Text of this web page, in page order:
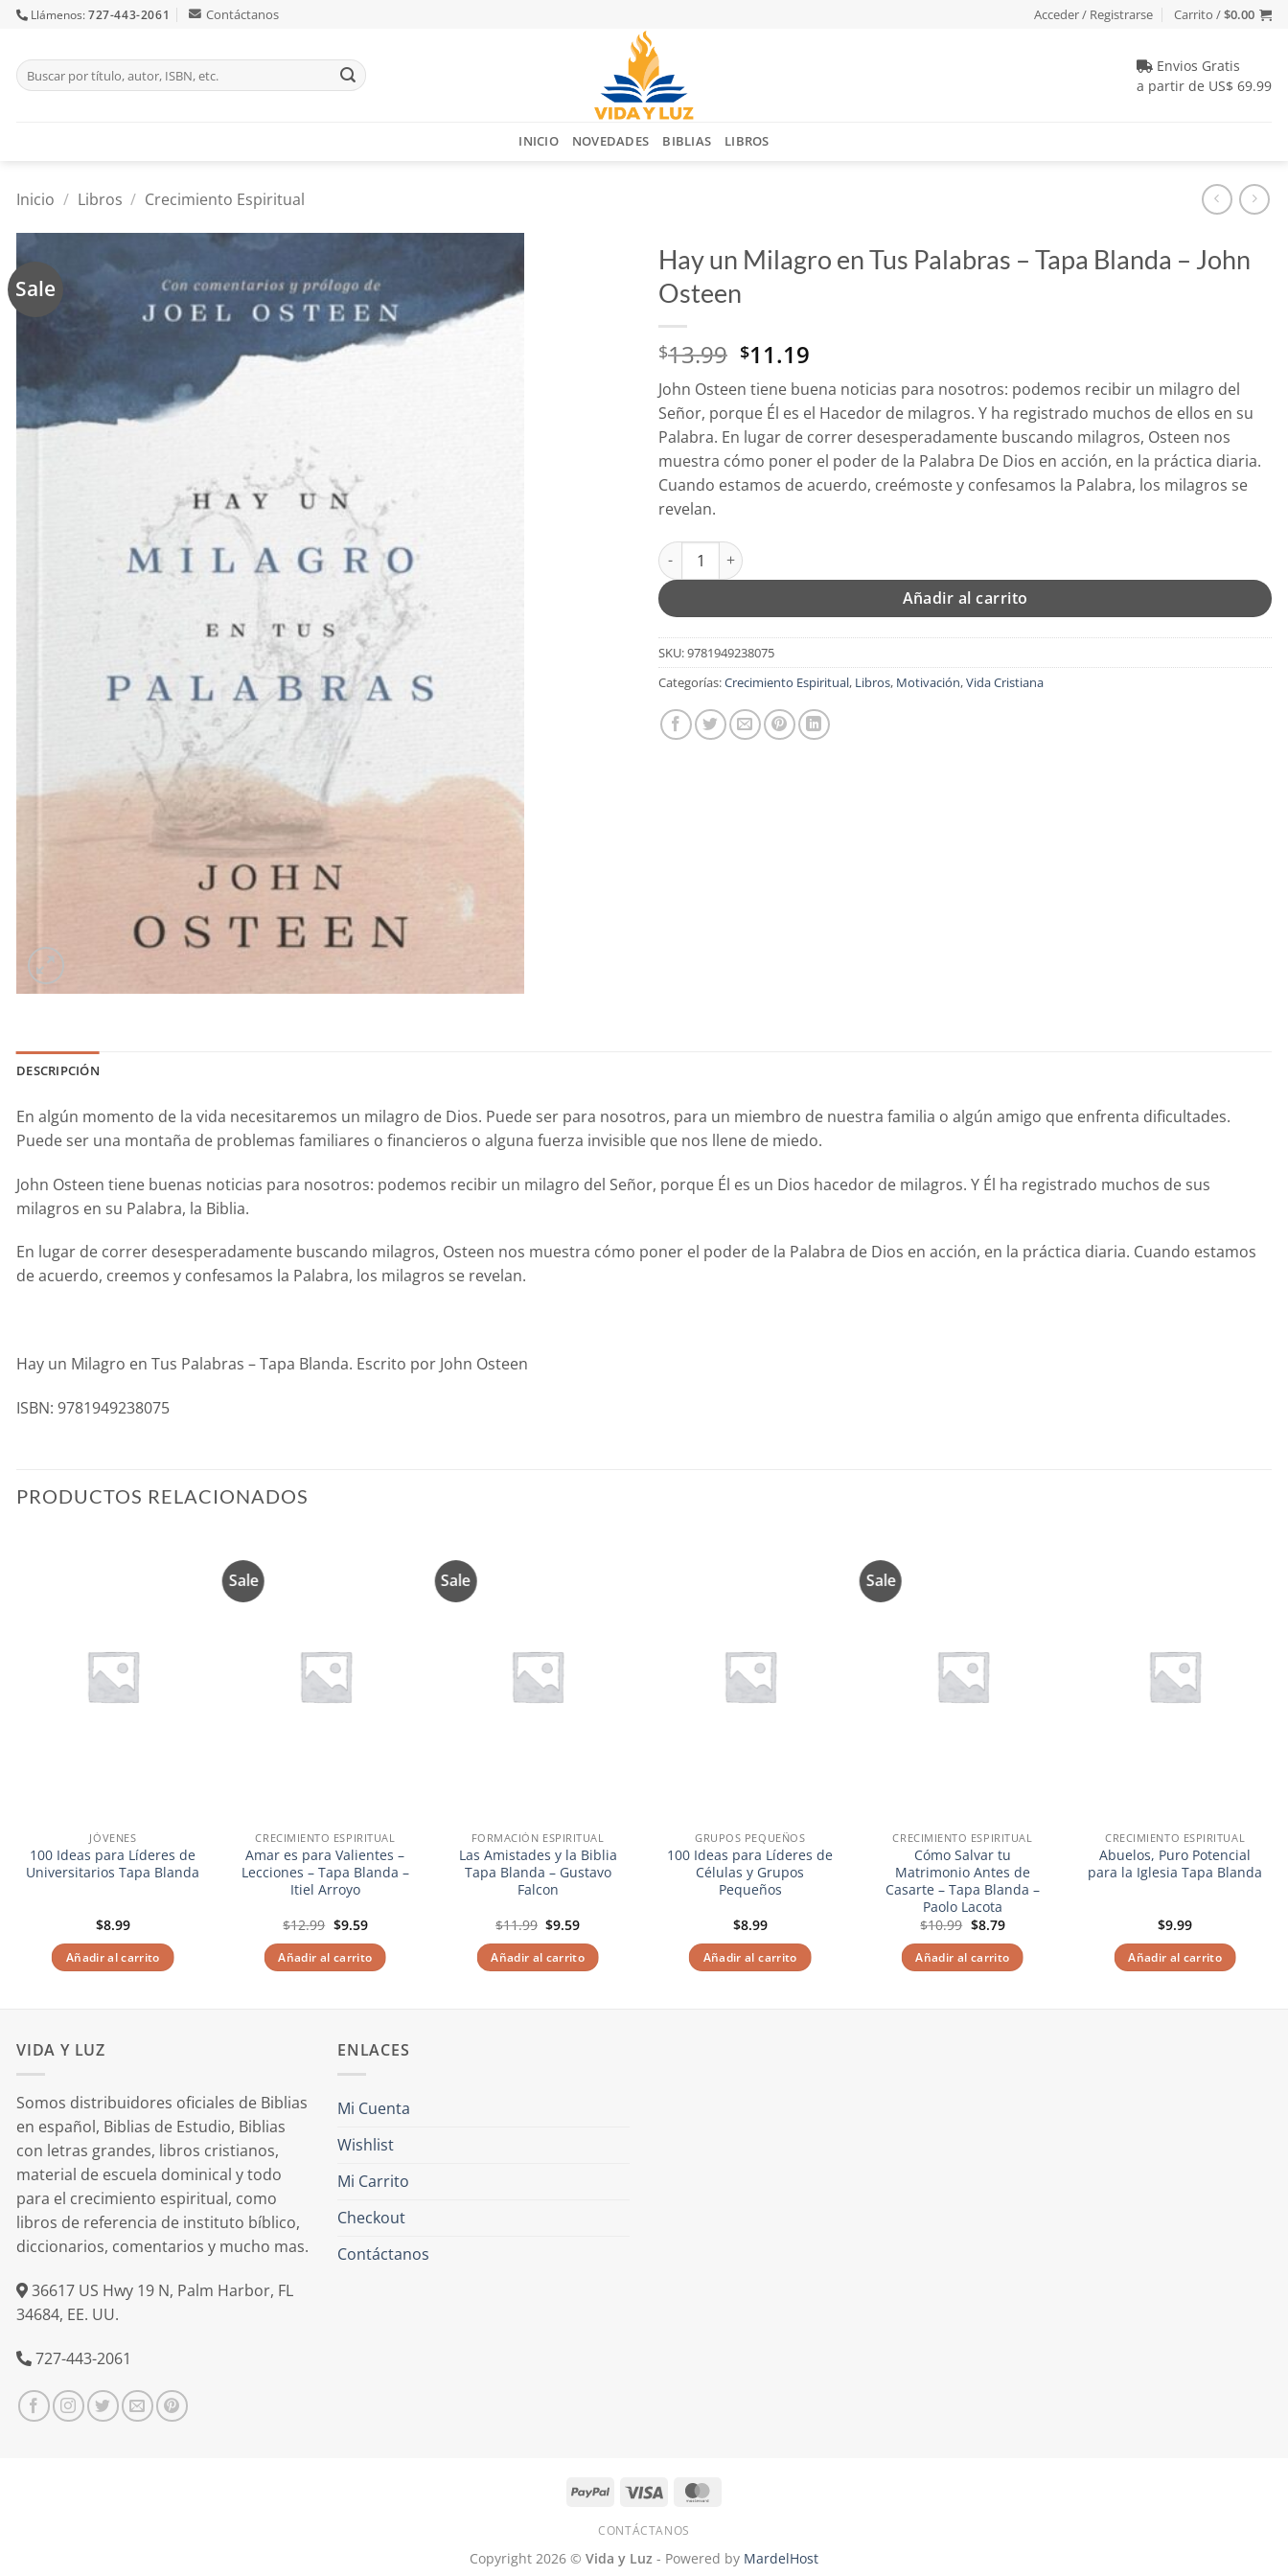
Skip
content
Llámenos:727-443-2061 Contáctanos Acceder / Registrarse Carrito /$0.00
Buscar
por:
Envios Gratis
a partir de US$ 69.99
INICIO NOVEDADES BIBLIAS LIBROS
Inicio / Libros / Crecimiento Espiritual
Sale
Añadir
a la
Hay un Milagro en Tus Palabras – Tapa Blanda – John
Osteen
$13.99 El
precio
original
era:
$13.99.
$11.19
precio
actual
es:
$11.19.
John Osteen tiene buena noticias para nosotros: podemos recibir un milagro del
Señor, porque Él es el Hacedor de milagros. Y ha registrado muchos de ellos en su
Palabra. En lugar de correr desesperadamente buscando milagros, Osteen nos
muestra cómo poner el poder de la Palabra De Dios en acción, en la práctica diaria.
Cuando estamos de acuerdo, creémoste y confesamos la Palabra, los milagros se
revelan.
Hay un Milagro en Tus Palabras - Tapa Blanda - John Osteen cantidad
Añadir al carrito
SKU:9781949238075
Categorías:Crecimiento Espiritual, Libros, Motivación,Vida Cristiana
DESCRIPCIÓN
En algún momento de la vida necesitaremos un milagro de Dios. Puede ser para nosotros, para un miembro de nuestra familia o algún amigo que enfrenta dificultades.
Puede ser una montaña de problemas familiares o financieros o alguna fuerza invisible que nos llene de miedo.
John Osteen tiene buenas noticias para nosotros: podemos recibir un milagro del Señor, porque Él es un Dios hacedor de milagros. Y Él ha registrado muchos de sus
milagros en su Palabra, la Biblia.
En lugar de correr desesperadamente buscando milagros, Osteen nos muestra cómo poner el poder de la Palabra de Dios en acción, en la práctica diaria. Cuando estamos
de acuerdo, creemos y confesamos la Palabra, los milagros se revelan.
Hay un Milagro en Tus Palabras – Tapa Blanda. Escrito por John Osteen
ISBN: 9781949238075
PRODUCTOS RELACIONADOS
JÓVENES
100 Ideas para Líderes de
Universitarios Tapa Blanda
$8.99
Añadir al carrito
Sale
CRECIMIENTO ESPIRITUAL
Amar es para Valientes –
Lecciones – Tapa Blanda –
Itiel Arroyo
$12.99 El
original
era:
$9.59El
actual
es:
Añadir al carrito
Sale
FORMACIÓN ESPIRITUAL
Las Amistades y la Biblia
Tapa Blanda – Gustavo
Falcon
$11.99 El
original
era:
$9.59El
actual
es:
Añadir al carrito
GRUPOS PEQUEÑOS
100 Ideas para Líderes de
Células y Grupos
Pequeños
$8.99
Añadir al carrito
Sale
CRECIMIENTO ESPIRITUAL
Cómo Salvar tu
Matrimonio Antes de
Casarte – Tapa Blanda –
Paolo Lacota
$10.99 El
original
era:
$8.79El
actual
es:
Añadir al carrito
CRECIMIENTO ESPIRITUAL
Abuelos, Puro Potencial
para la Iglesia Tapa Blanda
$9.99
Añadir al carrito
VIDA Y LUZ
Somos distribuidores oficiales de Biblias
en español, Biblias de Estudio, Biblias
con letras grandes, libros cristianos,
material de escuela dominical y todo
para el crecimiento espiritual, como
libros de referencia de instituto bíblico,
diccionarios, comentarios y mucho mas.
36617 US Hwy 19 N, Palm Harbor, FL
34684, EE. UU.
727-443-2061
ENLACES
Mi Cuenta
Wishlist
Mi Carrito
Checkout
Contáctanos
PayPal Visa
CONTÁCTANOS
Copyright 2026 © Vida y Luz - Powered by MardelHost